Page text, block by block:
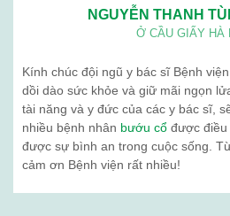
NGUYỄN THANH
Ở CẦU GIẤY HÀ
Kính chúc đội ngũ y bác sĩ Bệnh
dồi dào sức khỏe và giữ mãi ngọn
tài năng và y đức của các y bác sĩ,
nhiều bệnh nhân bướu cổ được điều
được sự bình an trong cuộc sống.
cảm ơn Bệnh viện rất nhiều!